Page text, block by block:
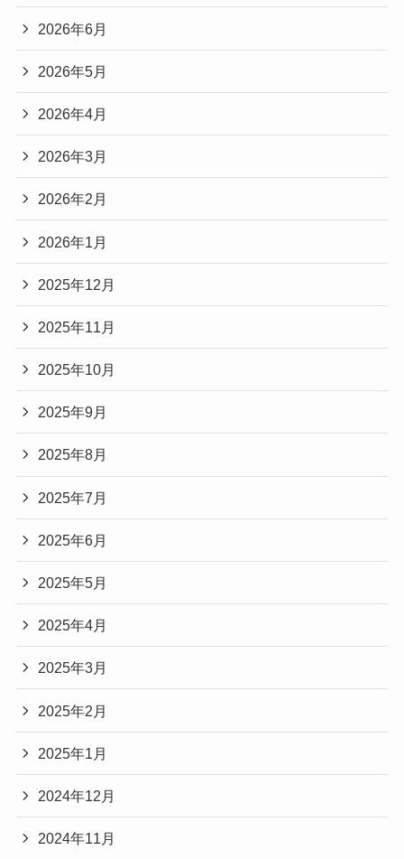
2026年6月
2026年5月
2026年4月
2026年3月
2026年2月
2026年1月
2025年12月
2025年11月
2025年10月
2025年9月
2025年8月
2025年7月
2025年6月
2025年5月
2025年4月
2025年3月
2025年2月
2025年1月
2024年12月
2024年11月